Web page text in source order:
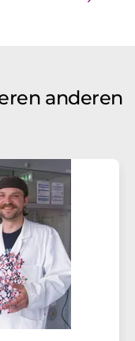
anderen